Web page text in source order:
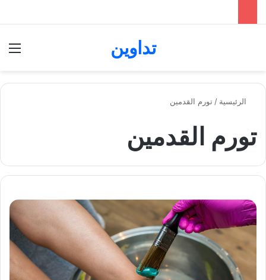
تداوين
الرئيسية / تورم القدمين
تورم القدمين